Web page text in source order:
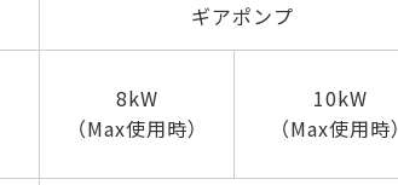
ギアポンプ
8kW
（Max使用時）
10kW
（Max使用時）